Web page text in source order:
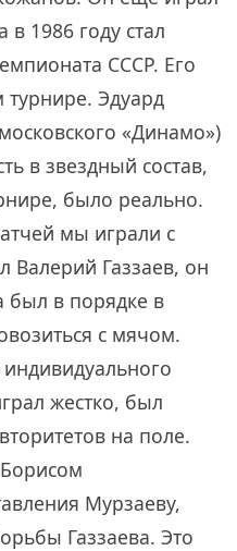
1986 году стал
СССР. Его
турнире. Эдуард
«Динамо»)
в звездный состав,
было реально.
мы играли с
Валерий Газзаев, он
в порядке в
с мячом.
жестко, был
на поле.
Мурзаеву,
Газзаева. Это